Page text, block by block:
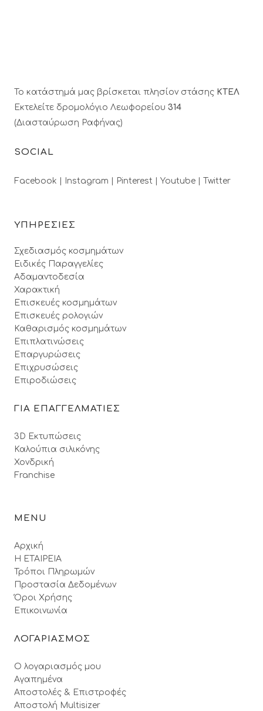
Το κατάστημά μας βρίσκεται πλησίον στάσης ΚΤΕΛ
Εκτελείτε δρομολόγιο Λεωφορείου 314
(Διασταύρωση Ραφήνας)
SOCIAL
Facebook | Instagram | Pinterest | Youtube | Twitter
ΥΠΗΡΕΣΙΕΣ
Σχεδιασμός κοσμημάτων
Ειδικές Παραγγελίες
Αδαμαντοδεσία
Χαρακτική
Επισκευές κοσμημάτων
Επισκευές ρολογιών
Καθαρισμός κοσμημάτων
Επιπλατινώσεις
Επαργυρώσεις
Επιχρυσώσεις
Επιροδιώσεις
ΓΙΑ ΕΠΑΓΓΕΛΜΑΤΙΕΣ
3D Εκτυπώσεις
Καλούπια σιλικόνης
Χονδρική
Franchise
MENU
Αρχική
Η ΕΤΑΙΡΕΙΑ
Τρόποι Πληρωμών
Προστασία Δεδομένων
Όροι Xρήσης
Επικοινωνία
ΛΟΓΑΡΙΑΣΜΟΣ
Ο λογαριασμός μου
Αγαπημένα
Αποστολές & Επιστροφές
Αποστολή Multisizer